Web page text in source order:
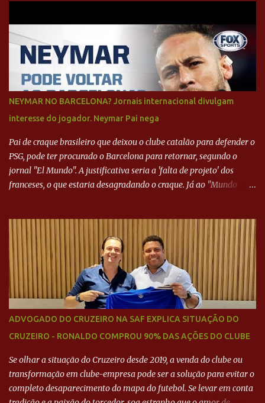
NEYMAR NO BARCELONA? Jornais internacional divulgam
interesse do jogador. Neymar Pai nega
Pai de craque brasileiro que deixou o clube catalão para defender o
PSG, pode ter procurado o Barcelona para retornar, segundo o
jornal "El Mundo". A justificativa seria a 'falta de projeto' dos
franceses, o que estaria desagradando o craque. Já ao "Mundo
Neymar Pai nega
ADVOGADO DO CRUZEIRO NA SAF EXPLICA SITUAÇÃO DO
CRUZEIRO - RONALDO COMPROU 90% DAS AÇÕES DO CLUBE
Se olhar a situação do Cruzeiro desde 2019, a venda do clube ou
transformação em clube-empresa pode ser a solução para evitar o
completo desaparecimento do mapa do futebol. Se levar em conta